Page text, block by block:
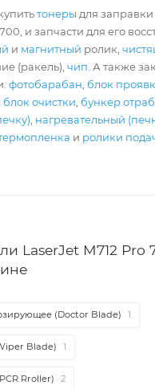
тонеры для
и запчасти для его
и магнитный ролик,
(ракель), чип . А также
фотобарабан блок
блок очистки бункер
нагревательный
и ролики
LaserJet M712 Pro
(Doctor Blade) 1
Blade) 1
Rroller) 2